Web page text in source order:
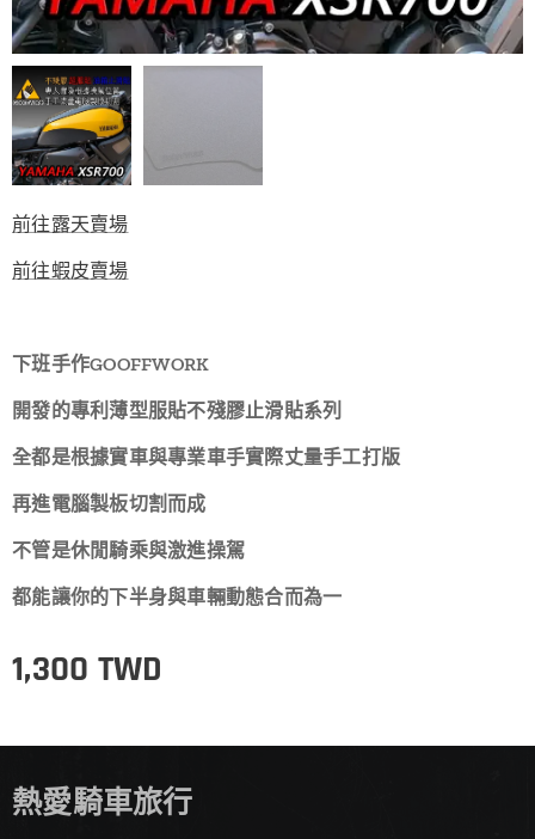
前往露天賣場
前往蝦皮賣場
下班手作GOOFFWORK
開發的專利薄型服貼不殘膠止滑貼系列
全都是根據實車與專業車手實際丈量手工打版
再進電腦製板切割而成
不管是休閒騎乘與激進操駕
都能讓你的下半身與車輛動態合而為一
1,300 TWD
熱愛騎車旅行